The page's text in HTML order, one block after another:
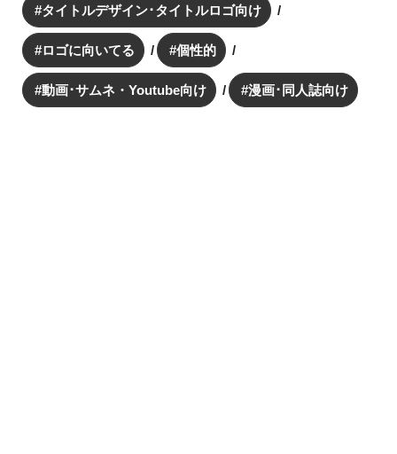
タイトルデザイン･タイトルロゴ向け
ロゴに向いてる 個性的
動画･サムネ・Youtube向け 漫画･同人誌向け